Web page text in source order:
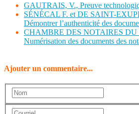
GAUTRAIS, V., Preuve
SÉNÉCAL F. et DE SAINT-
Démontrer l’authenticité des
CHAMBRE DES NOTAIRES DU
Numérisation des documents des
Ajouter un commentaire...